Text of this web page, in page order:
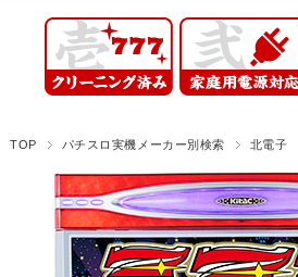
TOP パチスロ実機メーカー別検索 北電子